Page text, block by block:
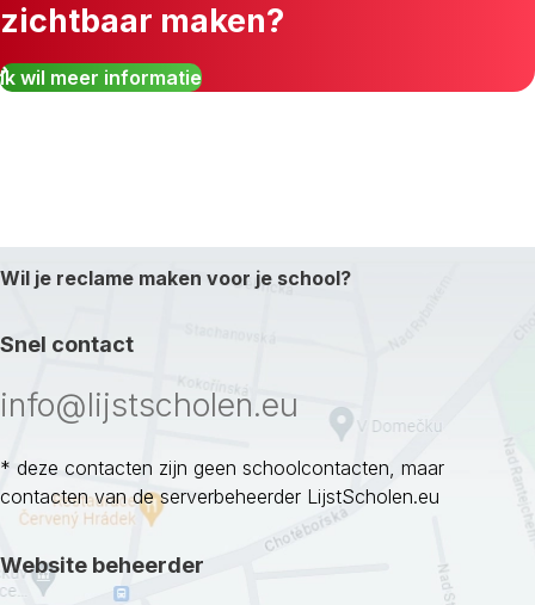
zichtbaar maken?
Ik wil meer informatie
Wil je reclame maken voor je school?
Snel contact
info@lijstscholen.eu
* deze contacten zijn geen schoolcontacten, maar
contacten van de serverbeheerder LijstScholen.eu
Website beheerder